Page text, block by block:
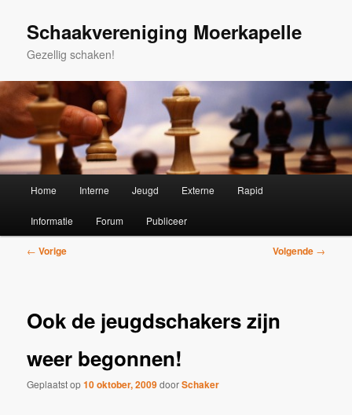
primaire
Schaakvereniging Moerkapelle
Gezellig schaken!
Home Interne Jeugd Externe Rapid
Informatie Forum Publiceer
Bericht
← Vorige Volgende →
Ook de jeugdschakers zijn
weer begonnen!
Geplaatst op10 oktober, 2009doorSchaker